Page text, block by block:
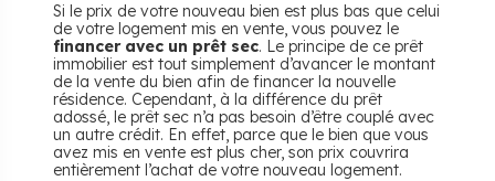
Si le prix de votre nouveau bien est plus bas que celui
de votre logement mis en vente, vous pouvez le
financer avec un prêt sec. Le principe de ce prêt
immobilier est tout simplement d’avancer le montant
de la vente du bien afin de financer la nouvelle
résidence. Cependant, à la différence du prêt
adossé, le prêt sec n’a pas besoin d’être couplé avec
un autre crédit. En effet, parce que le bien que vous
avez mis en vente est plus cher, son prix couvrira
entièrement l’achat de votre nouveau logement.